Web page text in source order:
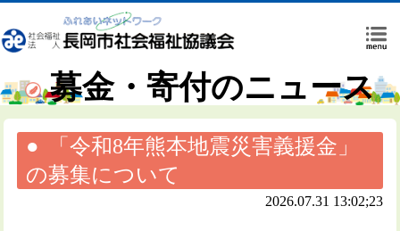
募金・寄付のニュース
「令和8年熊本地震災害義援金」
の募集について
2026.07.31 13:02;23